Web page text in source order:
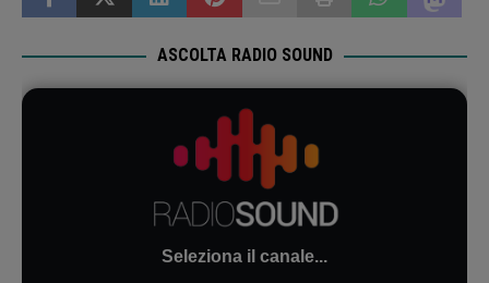
ASCOLTA RADIO SOUND
Seleziona il canale...